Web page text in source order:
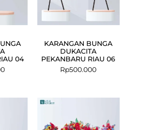
04
KARANGAN BUNGA
DUKACITA
PEKANBARU RIAU 06
Rp500.000
was:
is: